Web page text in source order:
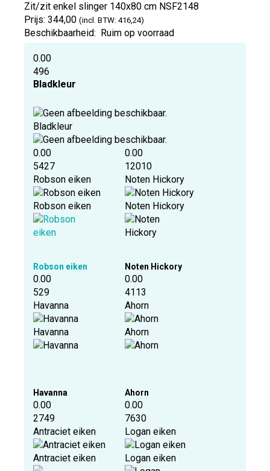
Zit/zit enkel slinger 140x80 cm NSF2148
Prijs: 344,00 (incl. BTW: 416,24)
Beschikbaarheid: Ruim op voorraad
0.00
496
Bladkleur
Bladkleur
0.00
5427
Robson eiken
Robson eiken
Robson eiken
0.00
12010
Noten Hickory
Noten Hickory
Noten Hickory
0.00
529
Havanna
Havanna
Havanna
0.00
4113
Ahorn
Ahorn
Ahorn
0.00
2749
Antraciet eiken
Antraciet eiken
0.00
7630
Logan eiken
Logan eiken